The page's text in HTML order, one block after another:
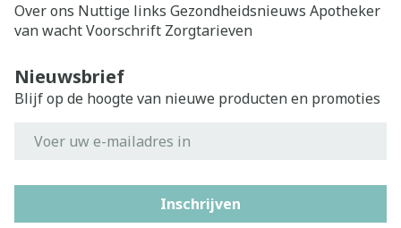
Over ons Nuttige links Gezondheidsnieuws Apotheker
van wachtVoorschrift Zorgtarieven
Nieuwsbrief
Blijf op de hoogte van nieuwe producten en promoties
Inschrijven